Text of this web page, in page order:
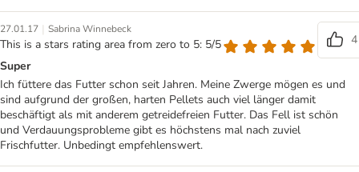
27.01.17 | Sabrina Winnebeck
This is a stars rating area from zero to 5: 5/5
4
Super
Ich füttere das Futter schon seit Jahren. Meine Zwerge mögen es und
sind aufgrund der großen, harten Pellets auch viel länger damit
beschäftigt als mit anderem getreidefreien Futter. Das Fell ist schön
und Verdauungsprobleme gibt es höchstens mal nach zuviel
Frischfutter. Unbedingt empfehlenswert.